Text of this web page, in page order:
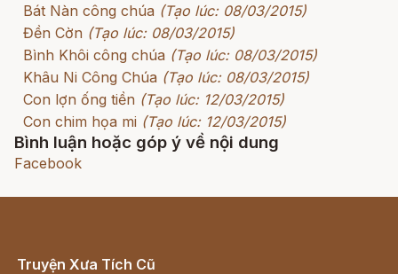
Bát Nàn công chúa (Tạo lúc: 08/03/2015)
Đền Cờn (Tạo lúc: 08/03/2015)
Bình Khôi công chúa (Tạo lúc: 08/03/2015)
Khâu Ni Công Chúa (Tạo lúc: 08/03/2015)
Con lợn ống tiền (Tạo lúc: 12/03/2015)
Con chim họa mi (Tạo lúc: 12/03/2015)
Bình luận hoặc góp ý về nội dung
Facebook
Truyện Xưa Tích Cũ